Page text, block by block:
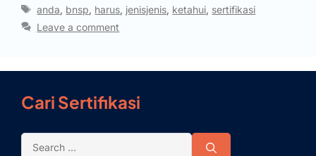
anda, bnsp, harus, jenisjenis, ketahui, sertifikasi
Leave a comment
Cari Sertifikasi